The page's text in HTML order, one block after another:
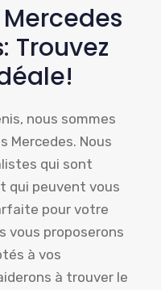
Trouvez
nous sommes
Mercedes. Nous
qui sont
qui peuvent vous
pour votre
vous proposerons
à vos
à trouver le